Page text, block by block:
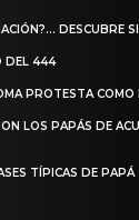
DESCUBRE
DEL 444
PROTESTA COMO
LOS PAPÁS DE
TÍPICAS DE PAPÁ